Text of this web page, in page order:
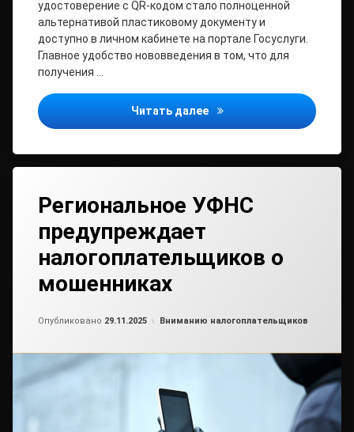
удостоверение с QR-кодом стало полноценной
альтернативой пластиковому документу и
доступно в личном кабинете на портале Госуслуги.
Главное удобство нововведения в том, что для
получения …
Читать далее Пенсионеры
Региональное УФНС
предупреждает
налогоплательщиков о
мошенниках
Опубликовано 29.11.2025 Рубрики:
Вниманию налогоплательщиков